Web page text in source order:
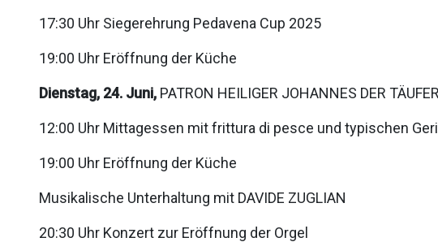
17:30 Uhr Siegerehrung Pedavena Cup 2025
19:00 Uhr Eröffnung der Küche
Dienstag, 24. Juni, PATRON HEILIGER JOHANNES DER TÄUFER
12:00 Uhr Mittagessen mit frittura di pesce und typischen
19:00 Uhr Eröffnung der Küche
Musikalische Unterhaltung mit DAVIDE ZUGLIAN
20:30 Uhr Konzert zur Eröffnung der Orgel